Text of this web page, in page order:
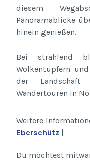
diesem
Panoramablicke
hinein genießen.
Bei strahlend
Wolkentupfern
der
Wandertouren in
Weitere
Eberschütz |
Du möchtest